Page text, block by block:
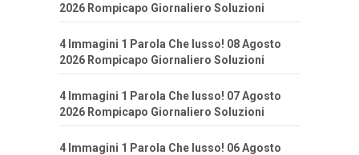
2026 Rompicapo Giornaliero Soluzioni
4 Immagini 1 Parola Che lusso! 08 Agosto
2026 Rompicapo Giornaliero Soluzioni
4 Immagini 1 Parola Che lusso! 07 Agosto
2026 Rompicapo Giornaliero Soluzioni
4 Immagini 1 Parola Che lusso! 06 Agosto